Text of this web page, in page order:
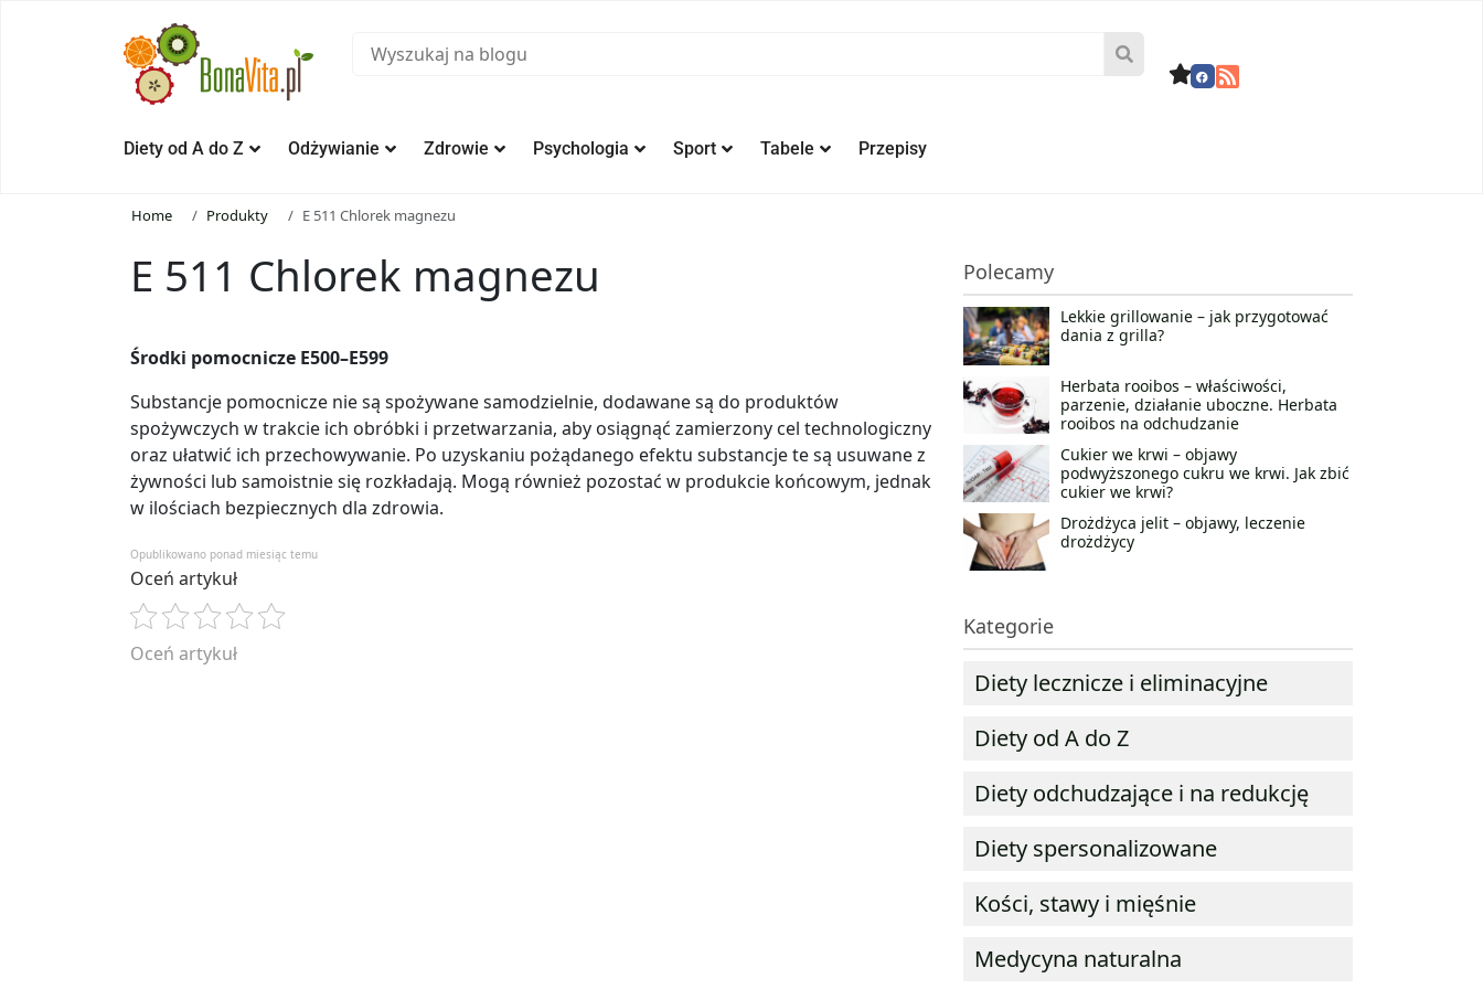
Diety od A do Z Odżywianie Zdrowie Psychologia Sport Tabele Przepisy
Home Produkty E 511 Chlorek magnezu
E 511 Chlorek magnezu
Środki pomocnicze E500–E599
Substancje pomocnicze nie są spożywane samodzielnie, dodawane są do produktów
spożywczych w trakcie ich obróbki i przetwarzania, aby osiągnąć zamierzony cel technologiczny
oraz ułatwić ich przechowywanie. Po uzyskaniu pożądanego efektu substancje te są usuwane z
żywności lub samoistnie się rozkładają. Mogą również pozostać w produkcie końcowym, jednak
w ilościach bezpiecznych dla zdrowia.
Opublikowano ponad miesiąc temu
Oceń artykuł
Oceń artykuł
Polecamy
Lekkie grillowanie – jak przygotować
dania z grilla?
Herbata rooibos – właściwości,
parzenie, działanie uboczne. Herbata
rooibos na odchudzanie
Cukier we krwi – objawy
podwyższonego cukru we krwi. Jak zbić
cukier we krwi?
Drożdżyca jelit – objawy, leczenie
drożdżycy
Kategorie
Diety lecznicze i eliminacyjne
Diety od A do Z
Diety odchudzające i na redukcję
Diety spersonalizowane
Kości, stawy i mięśnie
Medycyna naturalna